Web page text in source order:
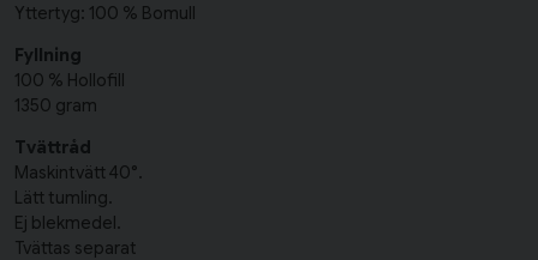
Yttertyg: 100 % Bomull
Fyllning
100 % Hollofill
1350 gram
Tvättråd
Maskintvätt 40°.
Lätt tumling.
Ej blekmedel.
Tvättas separat